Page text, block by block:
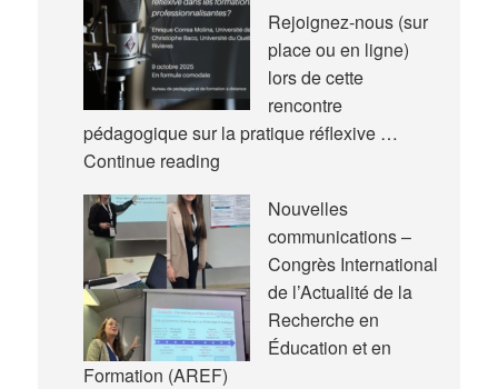
Rejoignez-nous (sur
place ou en ligne)
lors de cette
rencontre
pédagogique sur la pratique réflexive …
Continue readingNouvelle
pédagogique
Nouvelles
communications –
Congrès International
de l’Actualité de la
Recherche en
Éducation et en
Formation (AREF)